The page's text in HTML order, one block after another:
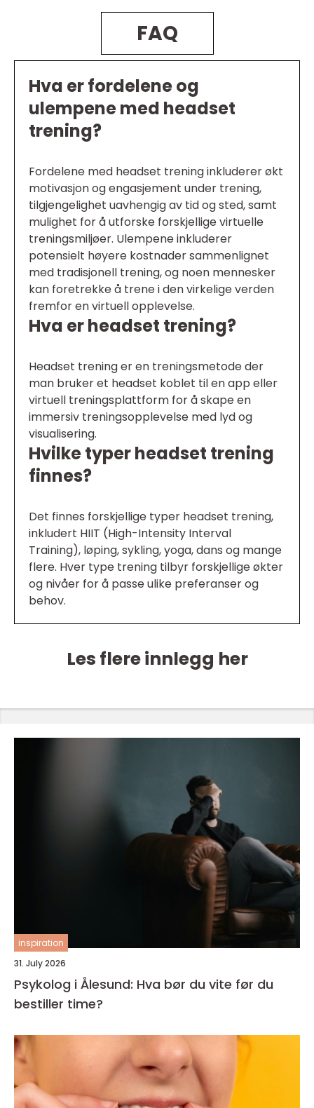
FAQ
Hva er fordelene og
ulempene med headset
trening?
Fordelene med headset trening inkluderer økt
motivasjon og engasjement under trening,
tilgjengelighet uavhengig av tid og sted, samt
mulighet for å utforske forskjellige virtuelle
treningsmiljøer. Ulempene inkluderer
potensielt høyere kostnader sammenlignet
med tradisjonell trening, og noen mennesker
kan foretrekke å trene i den virkelige verden
fremfor en virtuell opplevelse.
Hva er headset trening?
Headset trening er en treningsmetode der
man bruker et headset koblet til en app eller
virtuell treningsplattform for å skape en
immersiv treningsopplevelse med lyd og
visualisering.
Hvilke typer headset trening
finnes?
Det finnes forskjellige typer headset trening,
inkludert HIIT (High-Intensity Interval
Training), løping, sykling, yoga, dans og mange
flere. Hver type trening tilbyr forskjellige økter
og nivåer for å passe ulike preferanser og
behov.
Les flere innlegg her
inspiration
31. July 2026
Psykolog i Ålesund: Hva bør du vite før du
bestiller time?